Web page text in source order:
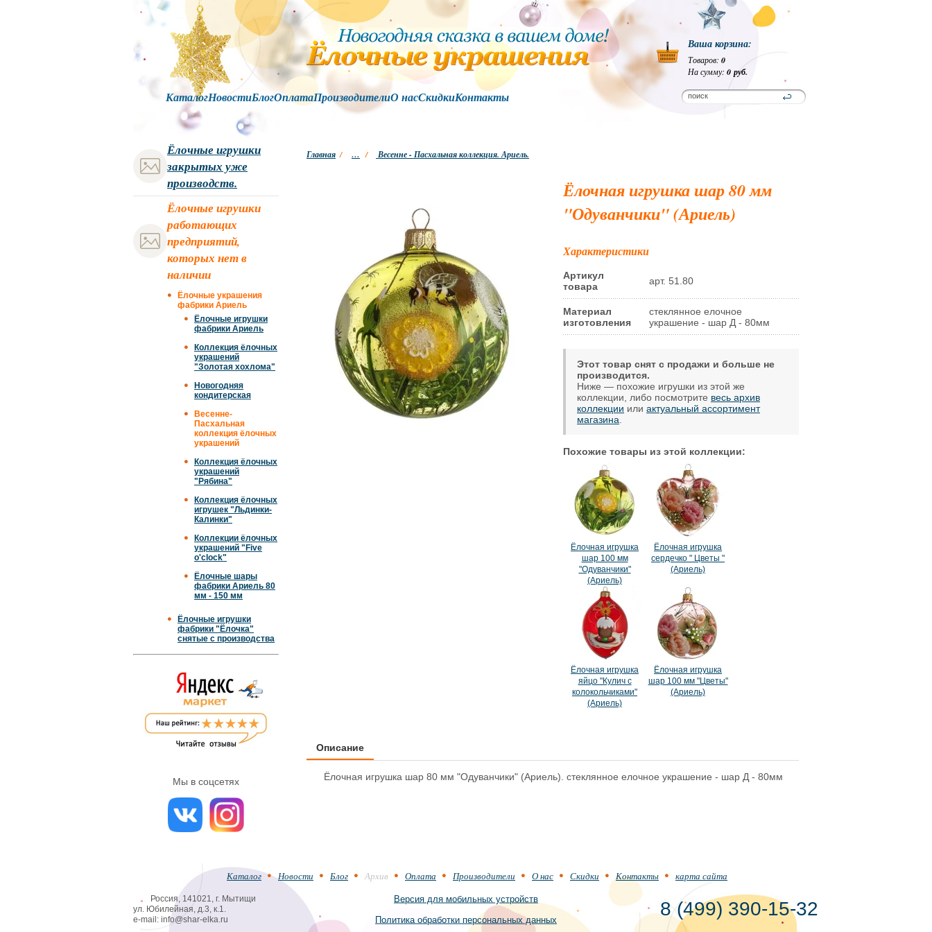
Ваша корзина:
Товаров: 0
На сумму: 0 руб.
КаталогНовостиБлогОплатаПроизводителиО насСкидкиКонтакты
Главная / … / Весенне - Пасхальная коллекция. Ариель.
Ёлочная игрушка шар 80 мм
"Одуванчики" (Ариель)
Характеристики
Артикул
товара
арт. 51.80
Материал
изготовления
стеклянное елочное
украшение - шар Д - 80мм
Этот товар снят с продажи и больше не
производится.
Ниже — похожие игрушки из этой же
коллекции, либо посмотрите весь архив
коллекции или актуальный ассортимент
магазина
Похожие товары из этой коллекции:
Ёлочная игрушка
шар 100 мм
"Одуванчики"
(Ариель)
Ёлочная игрушка
сердечко " Цветы "
(Ариель)
Ёлочная игрушка
яйцо "Кулич с
колокольчиками"
(Ариель)
Ёлочная игрушка
шар 100 мм "Цветы"
(Ариель)
Описание
Ёлочная игрушка шар 80 мм "Одуванчики" (Ариель). стеклянное елочное украшение - шар Д - 80мм
Ёлочные игрушки
закрытых уже
производств.
Ёлочные игрушки
работающих
предприятий,
которых нет в
наличии
Ёлочные украшения
фабрики Ариель
Ёлочные игрушки
фабрики Ариель
Коллекция ёлочных
украшений
"Золотая хохлома"
Новогодняя
кондитерская
Весенне-
Пасхальная
коллекция ёлочных
украшений
Коллекция ёлочных
украшений
"Рябина"
Коллекция ёлочных
игрушек "Льдинки-
Калинки"
Коллекции ёлочных
украшений "Five
o'clock"
Ёлочные шары
фабрики Ариель 80
мм - 150 мм
Ёлочные игрушки
фабрики "Ёлочка"
снятые с производства
Мы в соцсетях
Каталог Новости Блог Архив Оплата Производители О нас Скидки Контакты карта сайта
Россия, 141021, г. Мытищи
ул. Юбилейная, д.3, к.1.
e-mail: info@shar-elka.ru
Версия для мобильных устройств
Политика обработки персональных данных
8 (499) 390-15-32